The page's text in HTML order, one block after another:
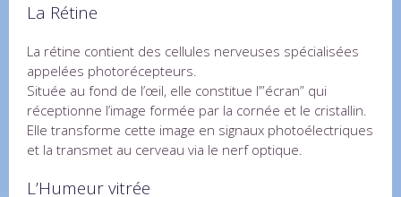
La Rétine
La rétine contient des cellules nerveuses spécialisées
appelées photorécepteurs.
Située au fond de l’œil, elle constitue l’”écran” qui
réceptionne l’image formée par la cornée et le cristallin.
Elle transforme cette image en signaux photoélectriques
et la transmet au cerveau via le nerf optique.
L’Humeur vitrée